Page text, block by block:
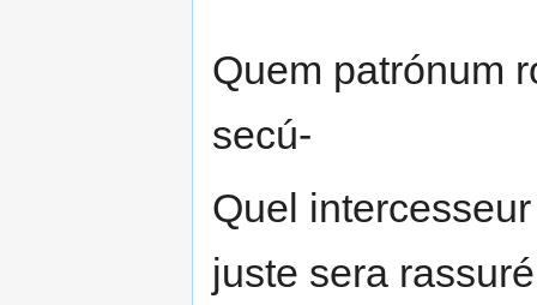
Quem patrónum
secú-
Quel
juste sera rassuré